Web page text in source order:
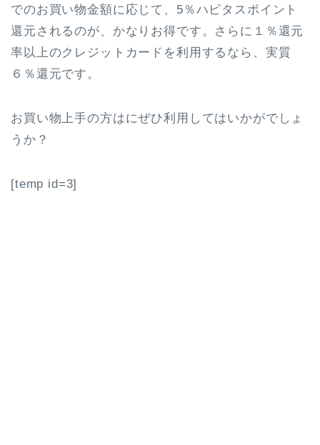
でのお買い物金額に応じて、5％ハピタスポイント
還元されるのが、かなりお得です。さらに１％還元
率以上のクレジットカードを利用するなら、実質
６％還元です。
お買い物上手の方はにぜひ利用してはいかがでしょ
うか？
[temp id=3]